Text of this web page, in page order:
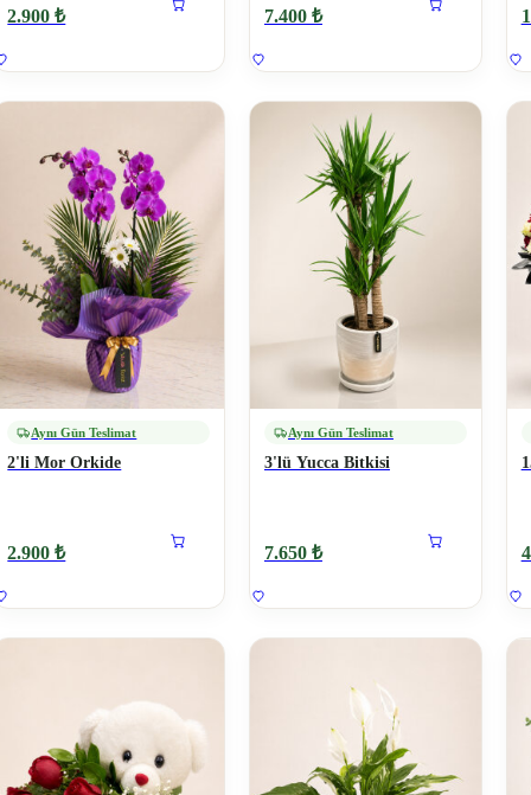
2.900 ₺ 7.400 ₺
Aynı Gün Teslimat
2'li Mor Orkide
2.900 ₺
Aynı Gün Teslimat
3'lü Yucca Bitkisi
7.650 ₺